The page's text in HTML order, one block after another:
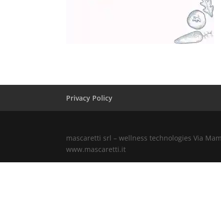
Privacy Policy
mascaretti srl – wellness technologies Via
www.mascaretti.it